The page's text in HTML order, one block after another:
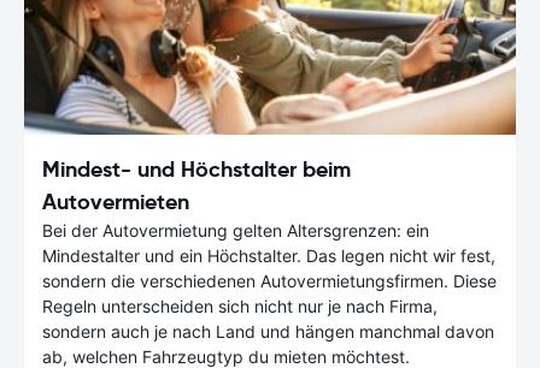
Mindest- und Höchstalter beim
Autovermieten
Bei der Autovermietung gelten Altersgrenzen: ein
Mindestalter und ein Höchstalter. Das legen nicht wir fest,
sondern die verschiedenen Autovermietungsfirmen. Diese
Regeln unterscheiden sich nicht nur je nach Firma,
sondern auch je nach Land und hängen manchmal davon
ab, welchen Fahrzeugtyp du mieten möchtest.